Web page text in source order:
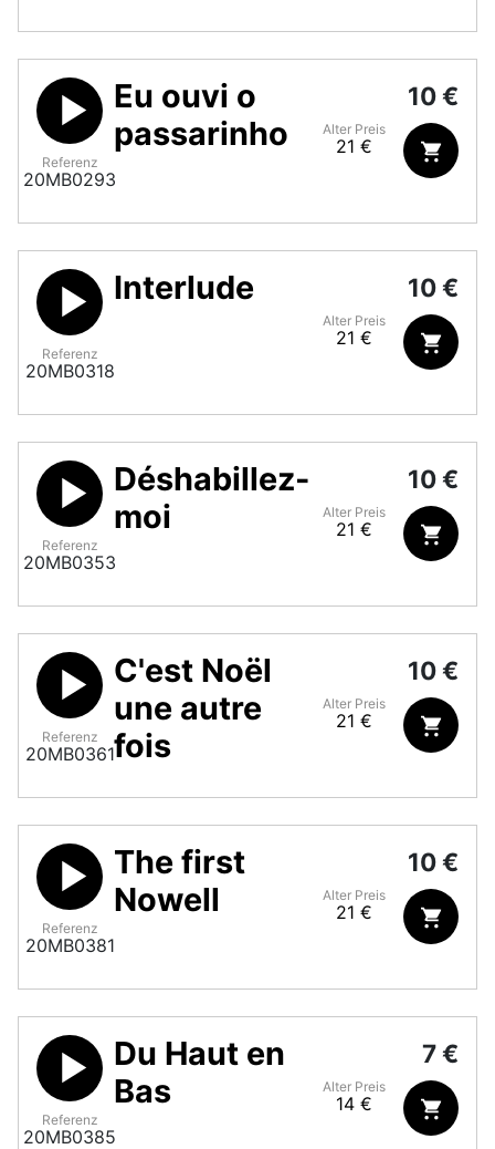
Referenz
20MB0293
Eu ouvi o
passarinho
Alter Preis
21 €
10 €
Referenz
20MB0318
Interlude
Alter Preis
21 €
10 €
Referenz
20MB0353
Déshabillez-
moi
Alter Preis
21 €
10 €
Referenz
20MB0361
C'est Noël
une autre
fois
Alter Preis
21 €
10 €
Referenz
20MB0381
The first
Nowell
Alter Preis
21 €
10 €
Referenz
20MB0385
Du Haut en
Bas
Alter Preis
14 €
7 €